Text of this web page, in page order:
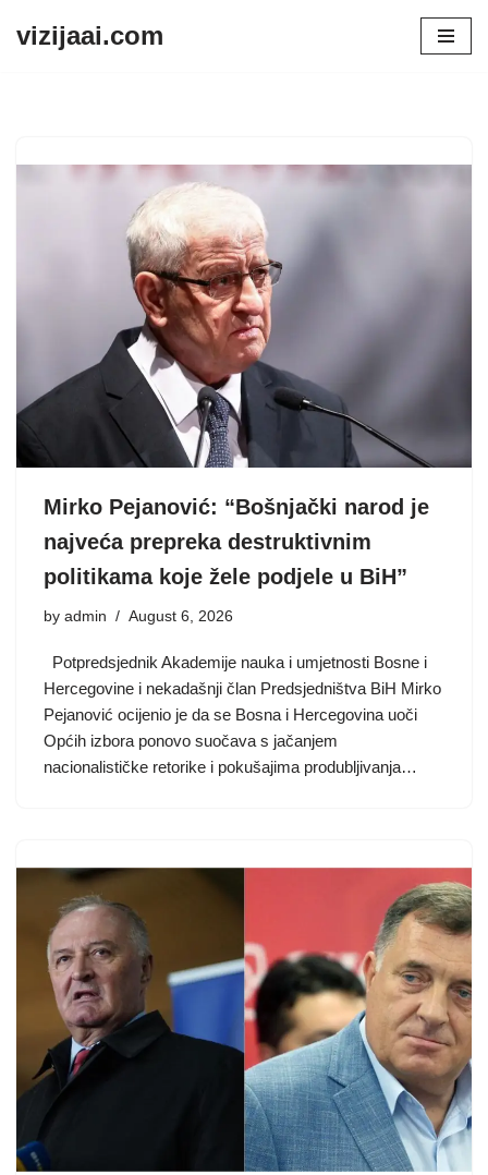
vizijaai.com
Mirko Pejanović: “Bošnjački narod je
najveća prepreka destruktivnim
politikama koje žele podjele u BiH”
by admin August 6, 2026
Potpredsjednik Akademije nauka i umjetnosti Bosne i
Hercegovine i nekadašnji član Predsjedništva BiH Mirko
Pejanović ocijenio je da se Bosna i Hercegovina uoči
Općih izbora ponovo suočava s jačanjem
nacionalističke retorike i pokušajima produbljivanja…